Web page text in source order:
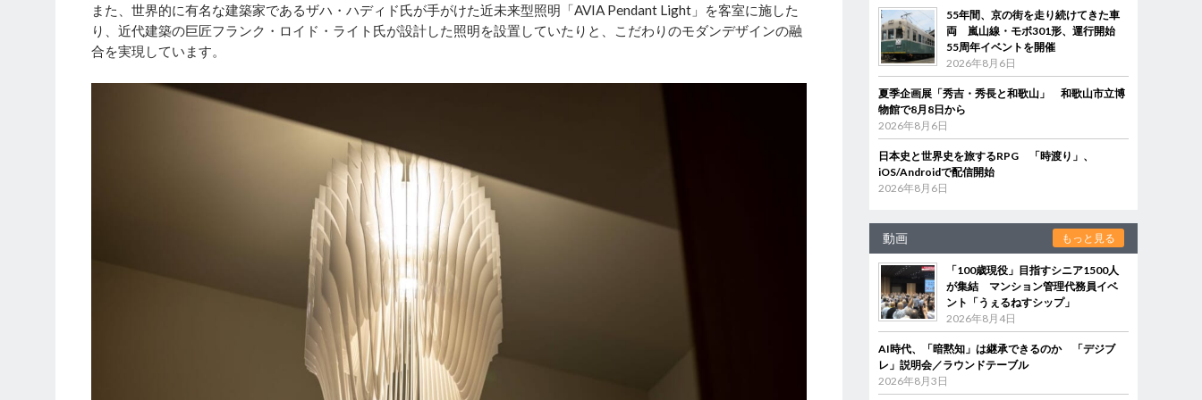
また、世界的に有名な建築家であるザハ・ハディド氏が手がけた近未来型照明「AVIA Pendant Light」を客室に施した
り、近代建築の巨匠フランク・ロイド・ライト氏が設計した照明を設置していたりと、こだわりのモダンデザインの融
合を実現しています。
55年間、京の街を走り続けてきた車
両 嵐山線・モボ301形、運行開始
55周年イベントを開催
2026年8月6日
夏季企画展「秀吉・秀長と和歌山」 和歌山市立博
物館で8月8日から
2026年8月6日
日本史と世界史を旅するRPG 「時渡り」、
iOS/Androidで配信開始
2026年8月6日
動画 もっと見る
「100歳現役」目指すシニア1500人
が集結 マンション管理代務員イベ
ント「うぇるねすシップ」
2026年8月4日
AI時代、「暗黙知」は継承できるのか 「デジブ
レ」説明会／ラウンドテーブル
2026年8月3日